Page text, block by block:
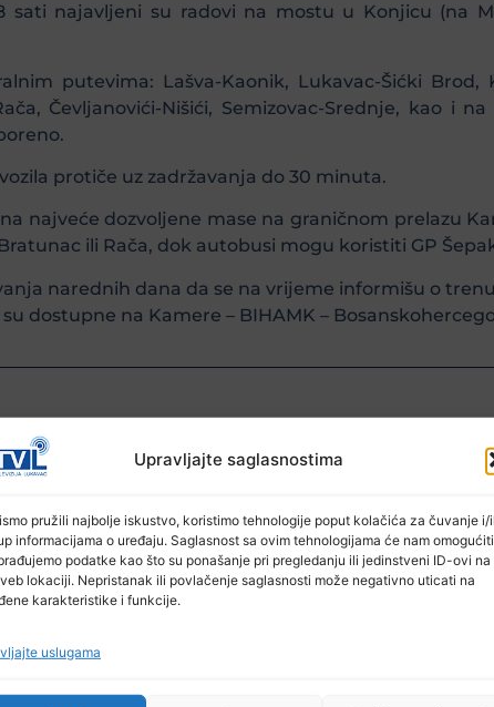
Upravljajte saglasnostima
pružili najbolje iskustvo, koristimo tehnologije poput kolačića za čuvanje i/
informacijama o uređaju. Saglasnost sa ovim tehnologijama će nam omogućiti
podatke kao što su ponašanje pri pregledanju ili jedinstveni ID-ovi na
lokaciji. Nepristanak ili povlačenje saglasnosti može negativno uticati na
karakteristike i funkcije.
uslugama
najavljeni su radovi na mostu u Konjicu (na
putevima: Lašva-Kaonik, Lukavac-Šićki Brod,
Čevljanovići-Nišići, Semizovac-Srednje, kao i
protiče uz zadržavanja do 30 minuta.
najveće dozvoljene mase na graničnom prelazu
ili Rača, dok autobusi mogu koristiti GP
narednih dana da se na vrijeme informišu o
dostupne na Kamere – BIHAMK –
Ostale novosti